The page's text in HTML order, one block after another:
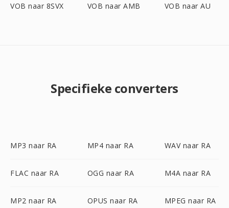
VOB naar 8SVX VOB naar AMB VOB naar AU
Specifieke converters
MP3 naar RA MP4 naar RA WAV naar RA
FLAC naar RA OGG naar RA M4A naar RA
MP2 naar RA OPUS naar RA MPEG naar RA